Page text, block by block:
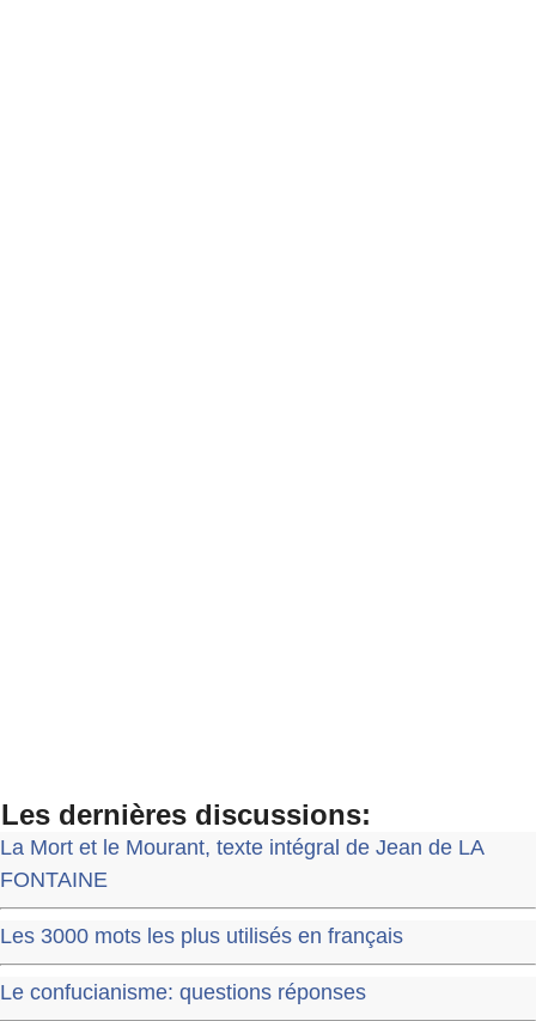
Les dernières discussions:
La Mort et le Mourant, texte intégral de Jean de LA
FONTAINE
Les 3000 mots les plus utilisés en français
Le confucianisme: questions réponses